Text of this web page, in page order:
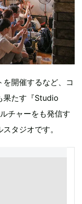
開催するなど、コ
果たす『Studio
チャーをも発信す
タジオです。